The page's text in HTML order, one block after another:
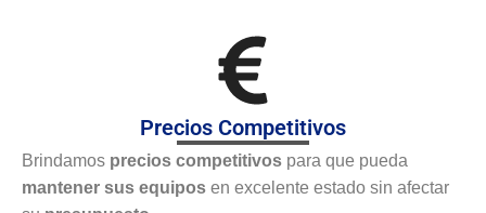
Precios Competitivos
Brindamos precios competitivos para que pueda
mantener sus equipos en excelente estado sin afectar